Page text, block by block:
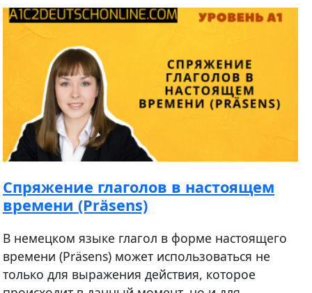
Спряжение глаголов в настоящем
времени (Präsens)
В немецком языке глагол в форме настоящего
времени (Präsens) может использоваться не
только для выражения действия, которое